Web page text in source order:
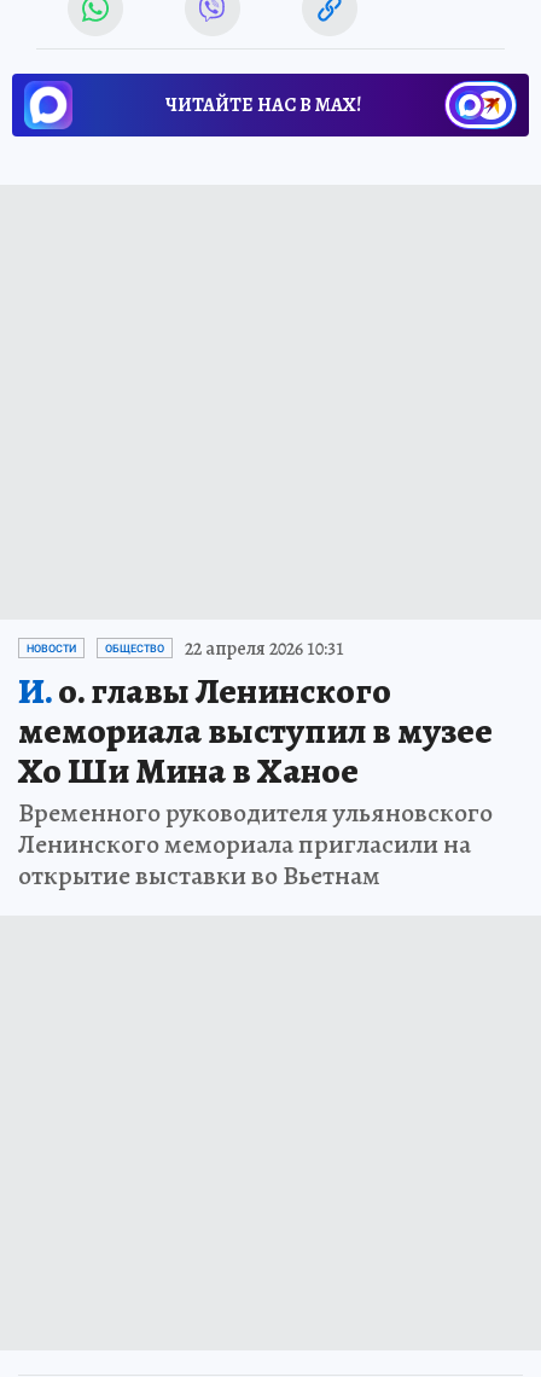
ЧИТАЙТЕ НАС В МАХ!
НОВОСТИ ОБЩЕСТВО 22 апреля 2026 10:31
И.о. главы Ленинского
мемориала выступил в музее
Хо Ши Мина в Ханое
Временного руководителя ульяновского
Ленинского мемориала пригласили на
открытие выставки во Вьетнам